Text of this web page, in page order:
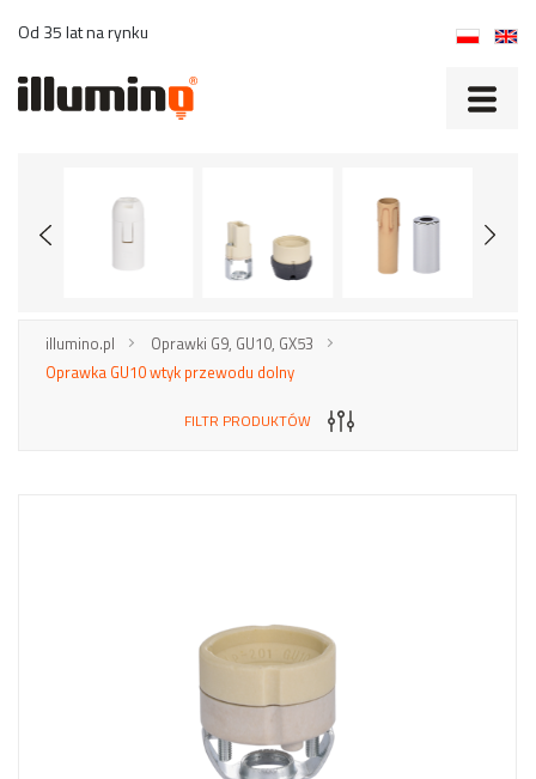
Od 35 lat na rynku
illumino.pl
Oprawki G9, GU10, GX53
Oprawka GU10 wtyk przewodu dolny
FILTR PRODUKTÓW